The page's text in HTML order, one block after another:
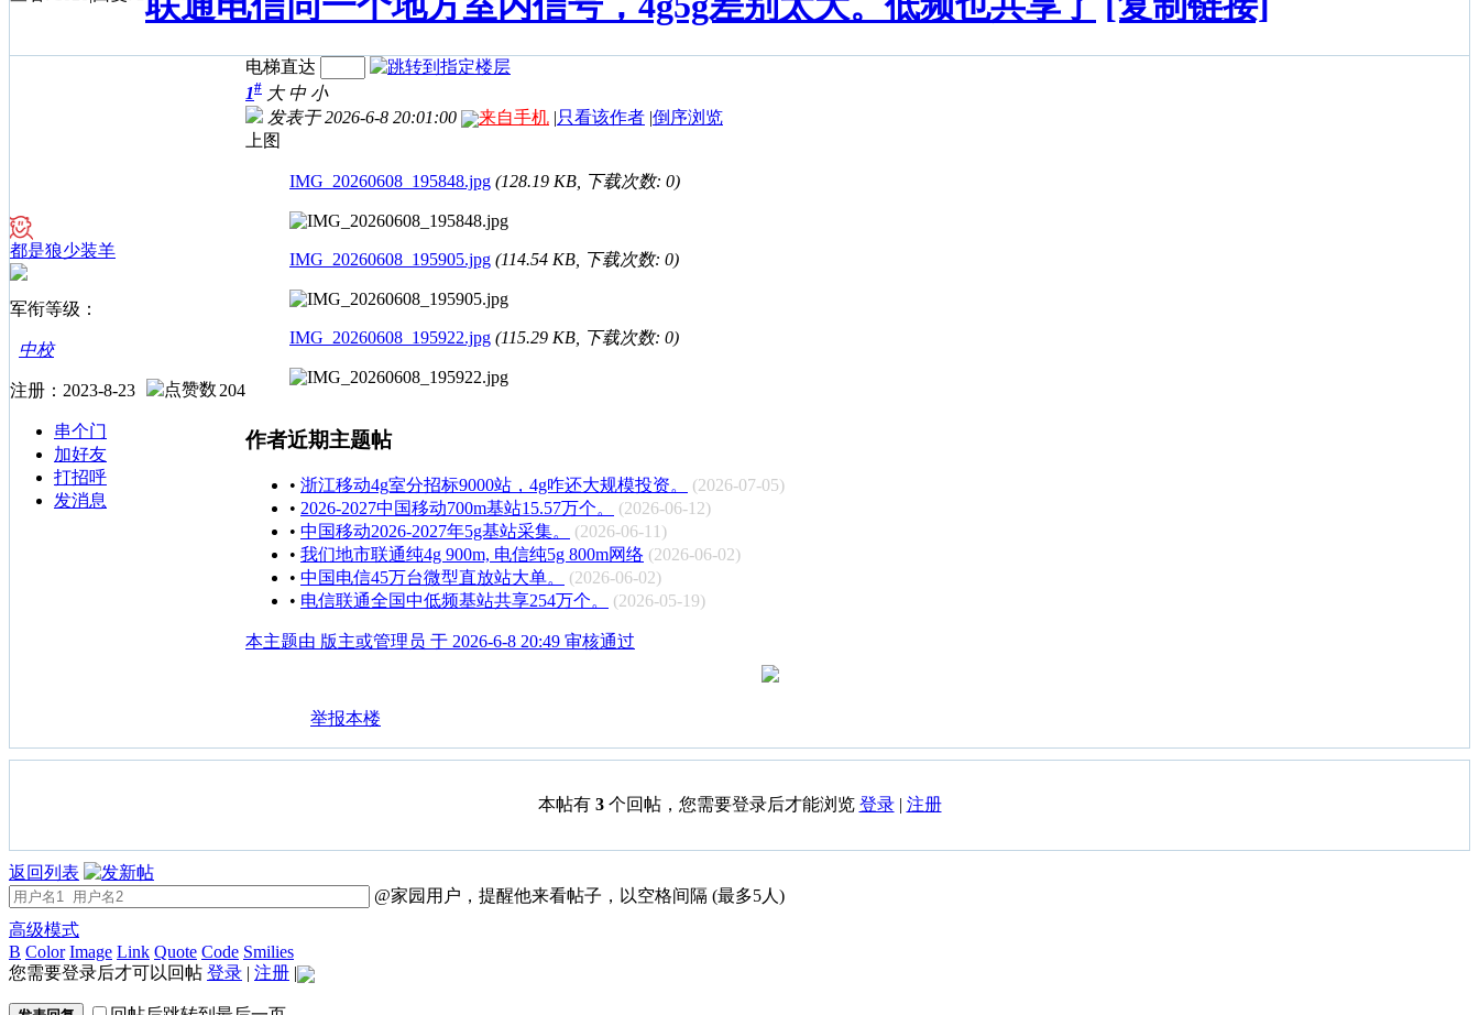
都是狼少装羊
军衔等级：
中校
注册：2023-8-23 204
串个门
加好友
打招呼
发消息
电梯直达
1# 大 中 小
发表于 2026-6-8 20:01:00
来自手机 |只看该作者 |倒序浏览
上图
IMG_20260608_195848.jpg (128.19 KB, 下载次数: 0)
IMG_20260608_195905.jpg (114.54 KB, 下载次数: 0)
IMG_20260608_195922.jpg (115.29 KB, 下载次数: 0)
作者近期主题帖
• 浙江移动4g室分招标9000站，4g咋还大规模投资。
(2026-07-05)
• 2026-2027中国移动700m基站15.57万个。
(2026-06-12)
• 中国移动2026-2027年5g基站采集。
(2026-06-11)
• 我们地市联通纯4g 900m, 电信纯5g 800m网络 (2026-06-02)
• 中国电信45万台微型直放站大单。
(2026-06-02)
• 电信联通全国中低频基站共享254万个。 (2026-05-19)
本主题由 版主或管理员 于 2026-6-8 20:49 审核通过
举报本楼
本帖有 3个回帖，您需要登录后才能浏览 登录| 注册
返回列表
@家园用户，提醒他来看帖子，以空格间隔 (最多5人)
高级模式
B Color Image Link Quote Code Smilies
您需要登录后才可以回帖 登录 | 注册 |